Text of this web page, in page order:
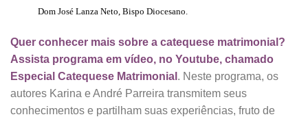
Dom José Lanza Neto, Bispo Diocesano.
Quer conhecer mais sobre a catequese matrimonial?
Assista programa em vídeo, no Youtube, chamado
Especial Catequese Matrimonial . Neste programa, os
autores Karina e André Parreira transmitem seus
conhecimentos e partilham suas experiências, fruto de